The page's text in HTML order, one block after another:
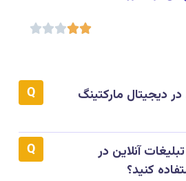





در دیجیتال مارکتینگ
آنلاین در
کنید؟